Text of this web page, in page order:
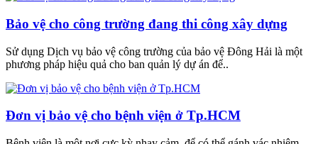
Bảo vệ cho công trường đang thi công xây dựng
Sử dụng Dịch vụ bảo vệ công trường của bảo vệ Đông Hải là một
phương pháp hiệu quả cho ban quản lý dự án để..
Đơn vị bảo vệ cho bệnh viện ở Tp.HCM